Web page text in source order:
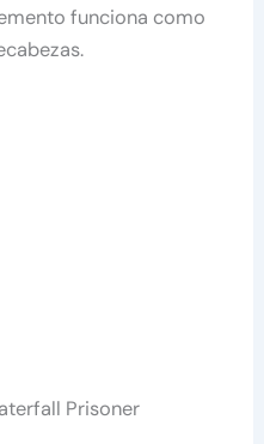
funciona como
Prisoner